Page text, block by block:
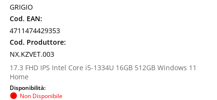
GRIGIO
Cod. EAN:
4711474429353
Cod. Produttore:
NX.KZVET.003
17.3 FHD IPS Intel Core i5-1334U 16GB 512GB Windows 11
Home
Disponibilità:
Non Disponibile